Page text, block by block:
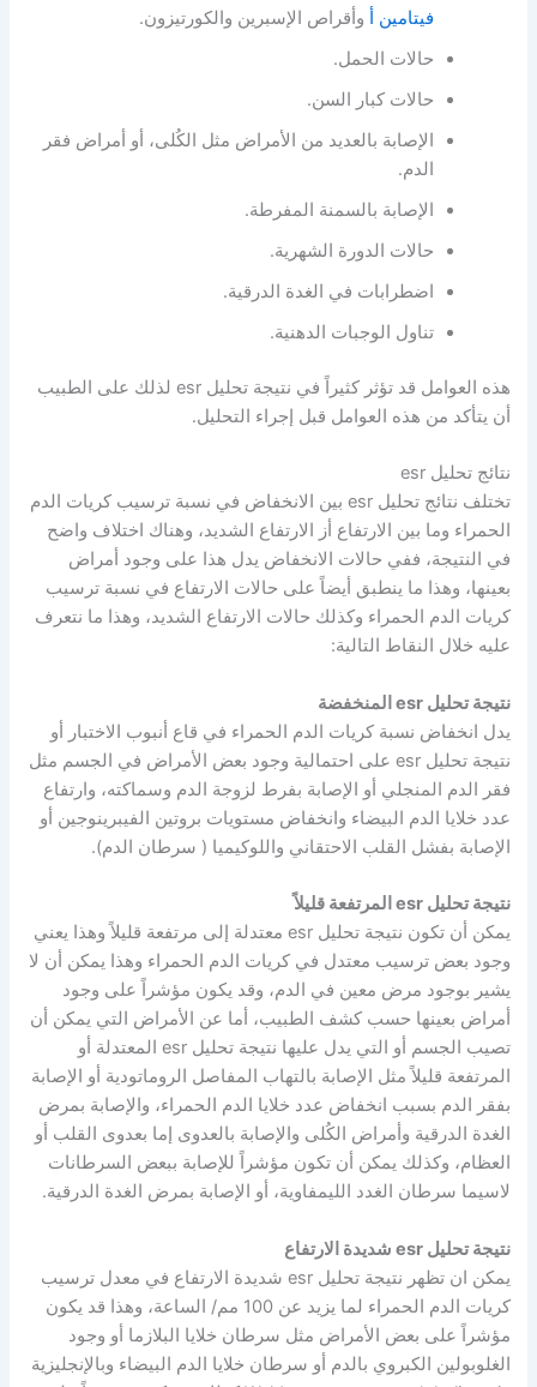
فيتامين أ وأقراص الإسبرين والكورتيزون.
حالات الحمل.
حالات كبار السن.
الإصابة بالعديد من الأمراض مثل الكُلى، أو أمراض فقر
الدم.
الإصابة بالسمنة المفرطة.
حالات الدورة الشهرية.
اضطرابات في الغدة الدرقية.
تناول الوجبات الدهنية.
هذه العوامل قد تؤثر كثيراً في نتيجة تحليل esr لذلك على الطبيب
أن يتأكد من هذه العوامل قبل إجراء التحليل.
نتائج تحليل esr
تختلف نتائج تحليل esr بين الانخفاض في نسبة ترسيب كريات الدم
الحمراء وما بين الارتفاع أز الارتفاع الشديد، وهناك اختلاف واضح
في النتيجة، ففي حالات الانخفاض يدل هذا على وجود أمراض
بعينها، وهذا ما ينطبق أيضاً على حالات الارتفاع في نسبة ترسيب
كريات الدم الحمراء وكذلك حالات الارتفاع الشديد، وهذا ما نتعرف
عليه خلال النقاط التالية:
نتيجة تحليل esr المنخفضة
يدل انخفاض نسبة كريات الدم الحمراء في قاع أنبوب الاختبار أو
نتيجة تحليل esr على احتمالية وجود بعض الأمراض في الجسم مثل
فقر الدم المنجلي أو الإصابة بفرط لزوجة الدم وسماكته، وارتفاع
عدد خلايا الدم البيضاء وانخفاض مستويات بروتين الفيبرينوجين أو
الإصابة بفشل القلب الاحتقاني واللوكيميا ( سرطان الدم).
نتيجة تحليل esr المرتفعة قليلاً
يمكن أن تكون نتيجة تحليل esr معتدلة إلى مرتفعة قليلاً وهذا يعني
وجود بعض ترسيب معتدل في كريات الدم الحمراء وهذا يمكن أن لا
يشير بوجود مرض معين في الدم، وقد يكون مؤشراً على وجود
أمراض بعينها حسب كشف الطبيب، أما عن الأمراض التي يمكن أن
تصيب الجسم أو التي يدل عليها نتيجة تحليل esr المعتدلة أو
المرتفعة قليلاً مثل الإصابة بالتهاب المفاصل الروماتودية أو الإصابة
بفقر الدم بسبب انخفاض عدد خلايا الدم الحمراء، والإصابة بمرض
الغدة الدرقية وأمراض الكُلى والإصابة بالعدوى إما بعدوى القلب أو
العظام، وكذلك يمكن أن تكون مؤشراً للإصابة ببعض السرطانات
لاسيما سرطان الغدد الليمفاوية، أو الإصابة بمرض الغدة الدرقية.
نتيجة تحليل esr شديدة الارتفاع
يمكن ان تظهر نتيجة تحليل esr شديدة الارتفاع في معدل ترسيب
كريات الدم الحمراء لما يزيد عن 100 مم/ الساعة، وهذا قد يكون
مؤشراً على بعض الأمراض مثل سرطان خلايا البلازما أو وجود
الغلوبولين الكبروي بالدم أو سرطان خلايا الدم البيضاء وبالإنجليزية